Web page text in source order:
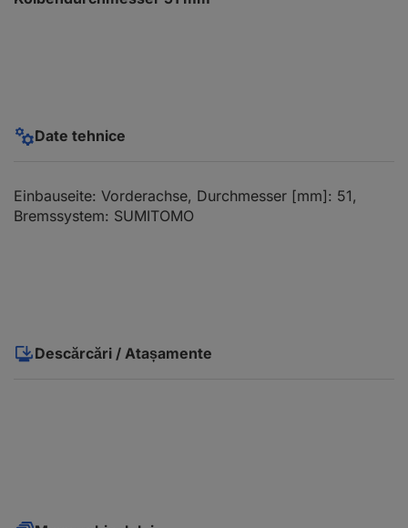
Date tehnice
Einbauseite: Vorderachse, Durchmesser [mm]: 51,
Bremssystem: SUMITOMO
Descărcări / Atașamente